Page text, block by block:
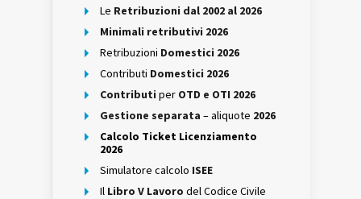
Le Retribuzioni dal 2002 al 2026
Minimali retributivi 2026
Retribuzioni Domestici 2026
Contributi Domestici 2026
Contributi per OTD e OTI 2026
Gestione separata – aliquote 2026
Calcolo Ticket Licenziamento
2026
Simulatore calcolo ISEE
Il Libro V Lavoro del Codice Civile